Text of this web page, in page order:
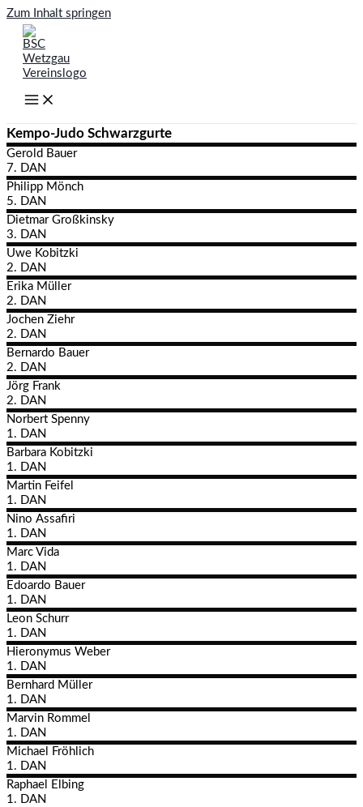
Zum Inhalt springen
Kempo-Judo Schwarzgurte
Gerold Bauer
7. DAN
Philipp Mönch
5. DAN
Dietmar Großkinsky
3. DAN
Uwe Kobitzki
2. DAN
Erika Müller
2. DAN
Jochen Ziehr
2. DAN
Bernardo Bauer
2. DAN
Jörg Frank
2. DAN
Norbert Spenny
1. DAN
Barbara Kobitzki
1. DAN
Martin Feifel
1. DAN
Nino Assafiri
1. DAN
Marc Vida
1. DAN
Edoardo Bauer
1. DAN
Leon Schurr
1. DAN
Hieronymus Weber
1. DAN
Bernhard Müller
1. DAN
Marvin Rommel
1. DAN
Michael
Fröhlich
1. DAN
Raphael
Elbing
1. DAN